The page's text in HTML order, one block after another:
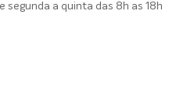
a quinta das 8h as 18h